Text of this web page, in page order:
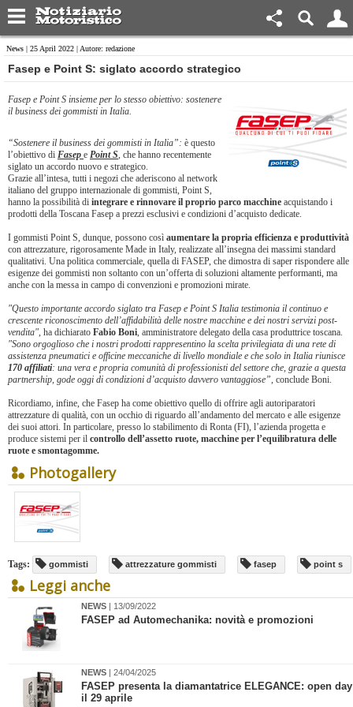
News | 25 April 2022 | Autore: redazione
​Fasep e Point S: siglato accordo strategico
Fasep e Point S insieme per lo stesso obiettivo: sostenere
il business dei gommisti in Italia.
“Sostenere il business dei gommisti in Italia”: è questo
l’obiettivo di Fasep e Point S, che hanno recentemente
siglato un accordo nuovo e strategico.
Grazie all’intesa, tutti i negozi che aderiscono al network
italiano del gruppo internazionale di gommisti, Point S,
hanno la possibilità di integrare e rinnovare il proprio parco macchine acquistando i
prodotti della Toscana Fasep a prezzi esclusivi e condizioni d’acquisto dedicate.
I gommisti Point S, dunque, possono così aumentare la propria efficienza e produttività
con attrezzature, rigorosamente Made in Italy, realizzate all’insegna dei massimi standard
qualitativi. Una politica commerciale, quella di FASEP, che dimostra di saper rispondere alle
esigenze dei gommisti non soltanto con un’offerta di soluzioni altamente performanti, ma
anche con la messa in campo di convenzioni e promozioni mirate.
"Questo importante accordo siglato tra Fasep e Point S Italia testimonia il continuo e
crescente riconoscimento dell’affidabilità delle nostre macchine e dei nostri servizi post-
vendita", ha dichiarato Fabio Boni, amministratore delegato della casa produttrice toscana.
"Sono orgoglioso che i nostri prodotti rappresentino la scelta privilegiata di una rete di
assistenza pneumatici e officine meccaniche di livello mondiale e che solo in Italia riunisce
170 affiliati: una vera e propria comunità di professionisti del settore che, grazie a questa
partnership, gode oggi di condizioni d’acquisto davvero vantaggiose”, conclude Boni.
Ricordiamo, infine, che Fasep ha come obiettivo quello di offrire agli autoriparatori
attrezzature di qualità, con un occhio di riguardo all’andamento del mercato e alle esigenze
dei suoi attori. In particolare, presso lo stabilimento di Ronta (FI), l’azienda progetta e
produce sistemi per il controllo dell’assetto ruote, macchine per l’equilibratura delle
ruote e smontagomme.
Photogallery
Tags: gommisti attrezzature gommisti fasep point s
Leggi anche
NEWS | 13/09/2022
FASEP ad Automechanika: novità e promozioni
NEWS | 24/04/2025
​FASEP presenta la diamantatrice ELEGANCE: open day
il 29 aprile